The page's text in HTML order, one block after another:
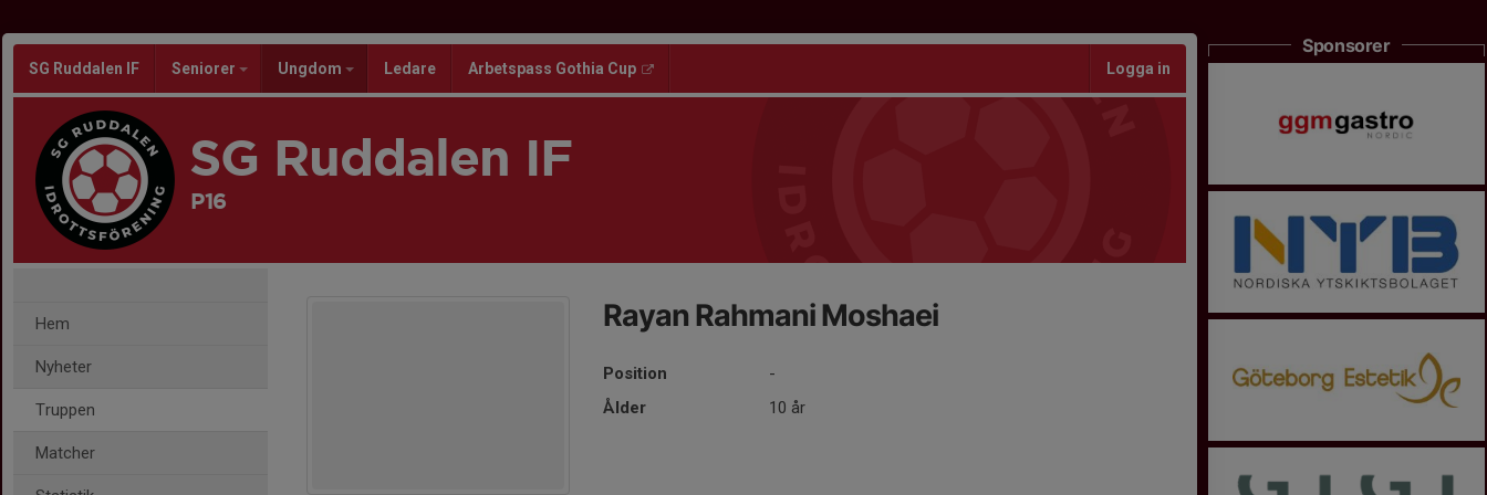
SG Ruddalen IF Seniorer Ungdom Ledare Arbetspass Gothia Cup Logga in
SG Ruddalen IF
P16
Hem
Nyheter
Truppen
Matcher
Rayan Rahmani Moshaei
Position
-
Ålder
10 år
Sponsorer